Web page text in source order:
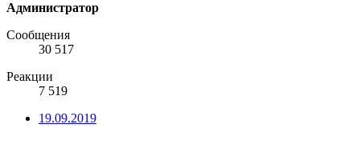
Администратор
Сообщения
30 517
Реакции
7 519
19.09.2019